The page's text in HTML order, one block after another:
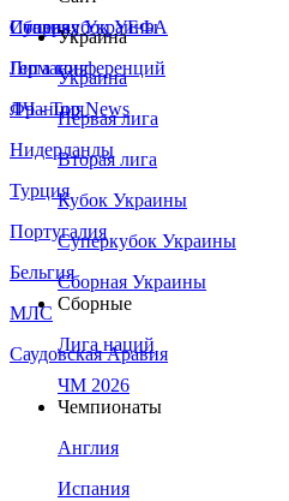
Сборная Украины
Италия
Германия
Франция
Нидерланды
Турция
Португалия
Бельгия
МЛС
Саудовская Аравия
Суперкубок УЕФА
Лига конференций
ЛЧ - Top News
Украина
Украина
Первая лига
Вторая лига
Кубок Украины
Суперкубок Украины
Сборная Украины
Сборные
Лига наций
ЧМ 2026
Чемпионаты
Англия
Испания